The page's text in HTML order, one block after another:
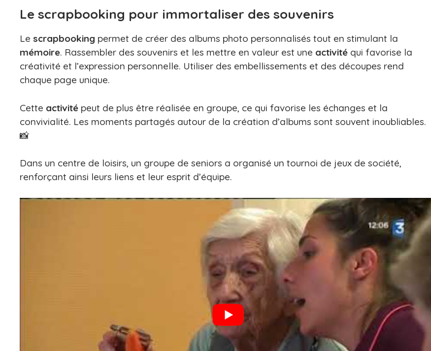
Le scrapbooking pour immortaliser des souvenirs
Le scrapbooking permet de créer des albums photo personnalisés tout en stimulant la
mémoire. Rassembler des souvenirs et les mettre en valeur est une activité qui favorise la
créativité et l’expression personnelle. Utiliser des embellissements et des découpes rend
chaque page unique.
Cette activité peut de plus être réalisée en groupe, ce qui favorise les échanges et la
convivialité. Les moments partagés autour de la création d’albums sont souvent inoubliables.
📸
Dans un centre de loisirs, un groupe de seniors a organisé un tournoi de jeux de société,
renforçant ainsi leurs liens et leur esprit d’équipe.